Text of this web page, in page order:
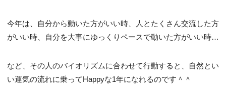
今年は、自分から動いた方がいい時、人とたくさん交流した方
がいい時、自分を大事にゆっくりペースで動いた方がいい時…
など、その人のバイオリズムに合わせて行動すると、自然とい
い運気の流れに乗ってHappyな1年になれるのです＾＾